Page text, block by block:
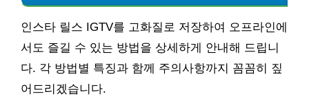
인스타 릴스 IGTV를 고화질로 저장하여 오프라인에
서도 즐길 수 있는 방법을 상세하게 안내해 드립니
다. 각 방법별 특징과 함께 주의사항까지 꼼꼼히 짚
어드리겠습니다.